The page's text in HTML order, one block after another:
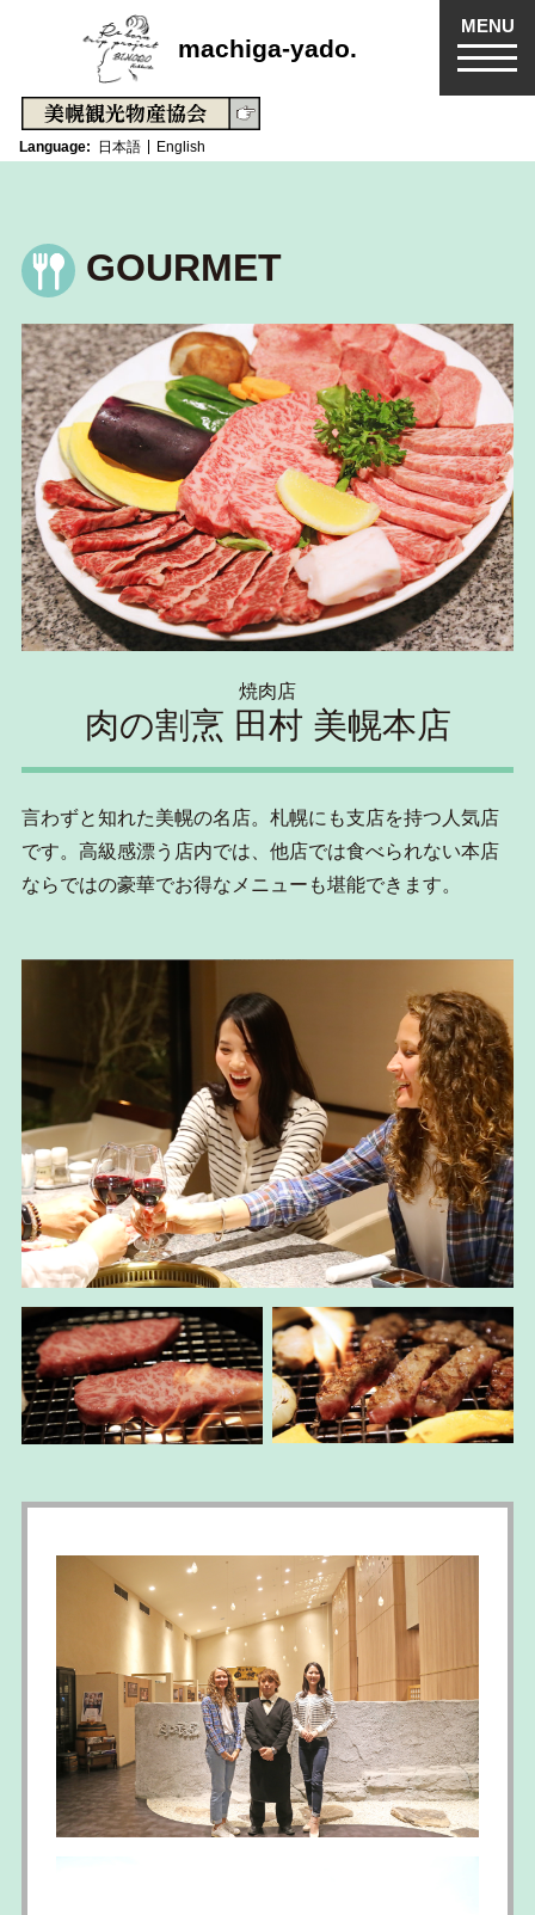
machiga-yado.
Language 日本語 English
MENU
GOURMET
焼肉店
肉の割烹 田村 美幌本店
言わずと知れた美幌の名店。札幌にも支店を持つ人気店
です。高級感漂う店内では、他店では食べられない本店
ならではの豪華でお得なメニューも堪能できます。